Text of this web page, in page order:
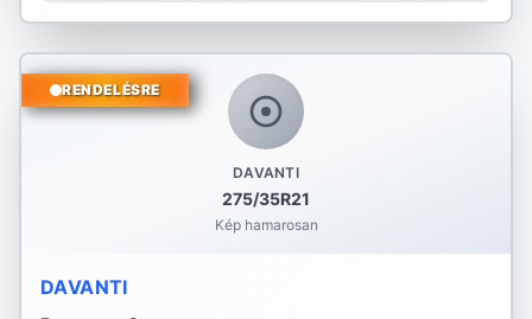
DAVANTI
275/35R21
Kép hamarosan
RENDELÉSRE
DAVANTI